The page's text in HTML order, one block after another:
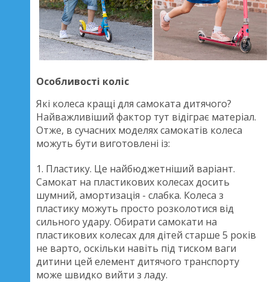
Особливості коліс
Які колеса кращі для самоката дитячого?
Найважливіший фактор тут відіграє матеріал.
Отже, в сучасних моделях самокатів колеса
можуть бути виготовлені із:
1. Пластику. Це найбюджетніший варіант.
Самокат на пластикових колесах досить
шумний, амортизація - слабка. Колеса з
пластику можуть просто розколотися від
сильного удару. Обирати самокати на
пластикових колесах для дітей старше 5 років
не варто, оскільки навіть під тиском ваги
дитини цей елемент дитячого транспорту
може швидко вийти з ладу.